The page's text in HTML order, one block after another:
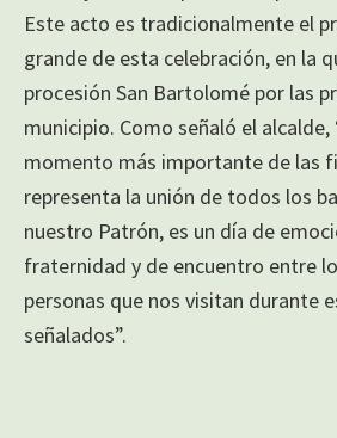
Este acto es tradicionalmente el
grande de esta celebración, en la
procesión San Bartolomé por las
municipio. Como señaló el alcalde,
momento más importante de las
representa la unión de todos los
nuestro Patrón, es un día de
fraternidad y de encuentro entre
personas que nos visitan durante
señalados”.